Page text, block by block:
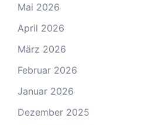
Mai 2026
April 2026
März 2026
Februar 2026
Januar 2026
Dezember 2025